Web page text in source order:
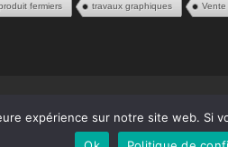
fermiers travaux graphiques
expérience sur notre site web.